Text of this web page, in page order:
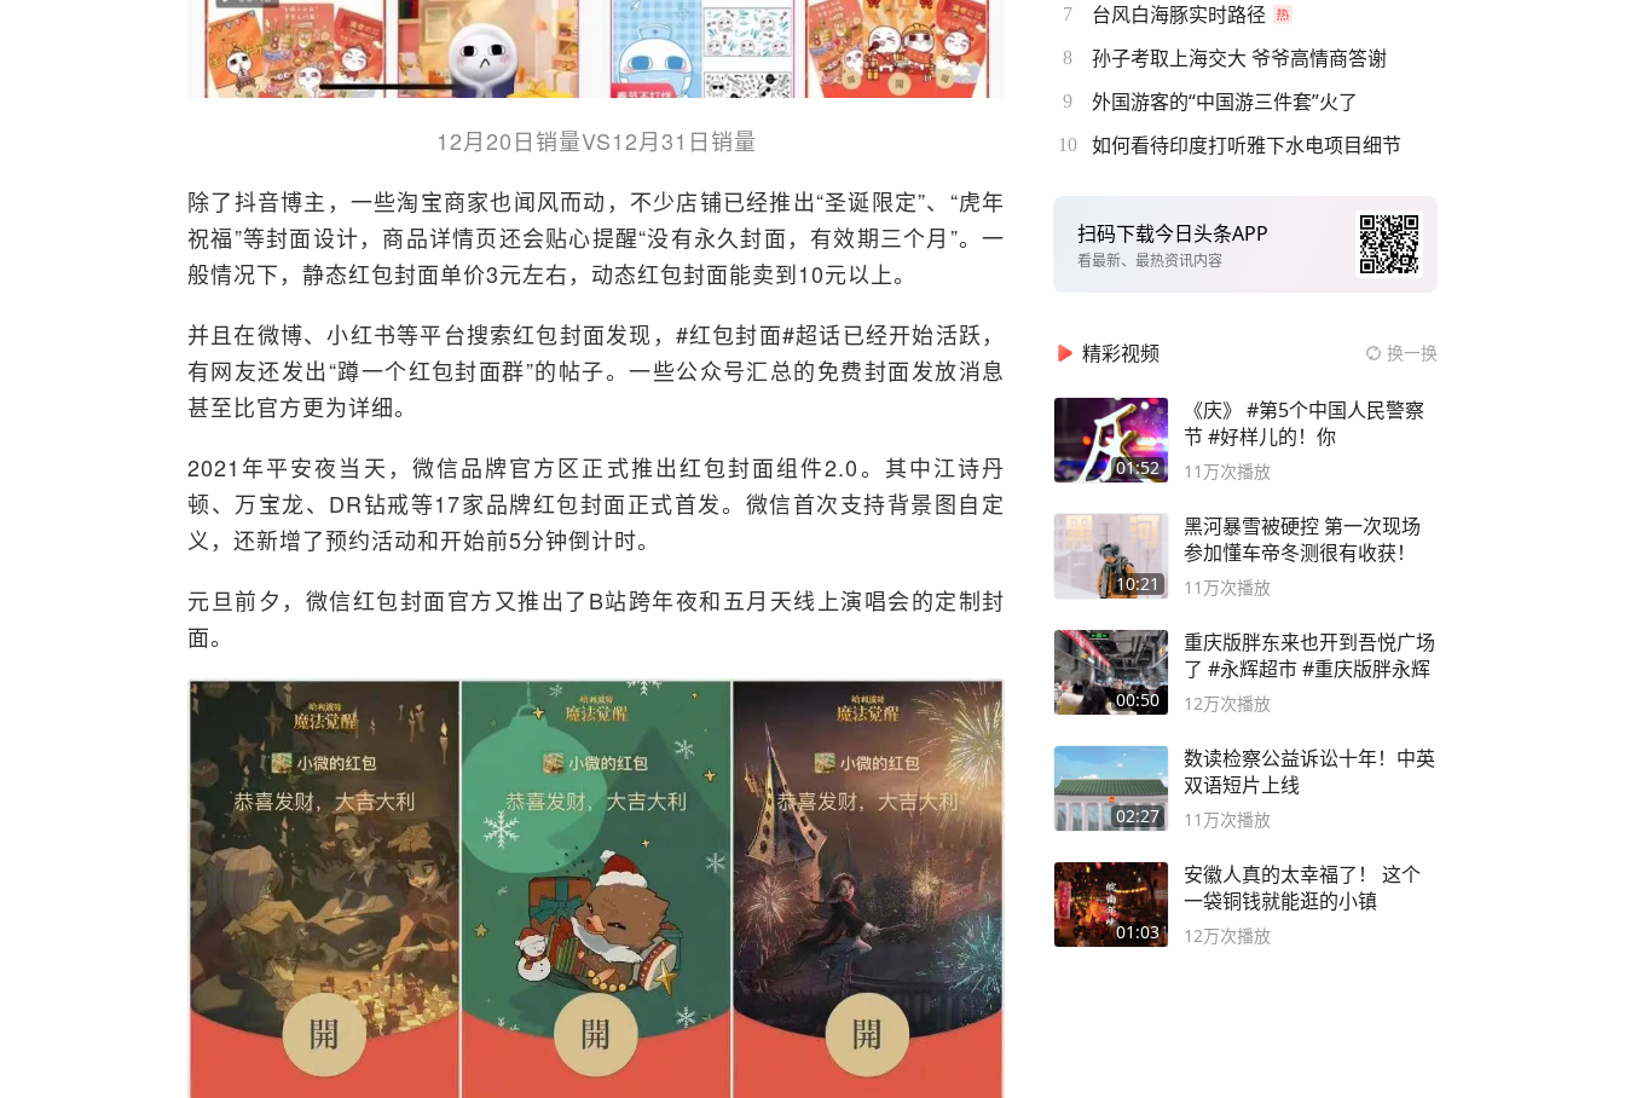
12月20日销量VS12月31日销量
除了抖音博主，一些淘宝商家也闻风而动，不少店铺已经推出“圣诞限定”、“虎年
祝福”等封面设计，商品详情页还会贴心提醒“没有永久封面，有效期三个月”。一
般情况下，静态红包封面单价3元左右，动态红包封面能卖到10元以上。
并且在微博、小红书等平台搜索红包封面发现，#红包封面#超话已经开始活跃，
有网友还发出“蹲一个红包封面群”的帖子。一些公众号汇总的免费封面发放消息
甚至比官方更为详细。
2021年平安夜当天，微信品牌官方区正式推出红包封面组件2.0。其中江诗丹
顿、万宝龙、DR钻戒等17家品牌红包封面正式首发。微信首次支持背景图自定
义，还新增了预约活动和开始前5分钟倒计时。
元旦前夕，微信红包封面官方又推出了B站跨年夜和五月天线上演唱会的定制封
面。
7 台风白海豚实时路径
8 孙子考取上海交大 爷爷高情商答谢
9 外国游客的“中国游三件套”火了
10 如何看待印度打听雅下水电项目细节
扫码下载今日头条APP
看最新、最热资讯内容
精彩视频 换一换
01:52
《庆》 #第5个中国人民警察
节 #好样儿的！你
11万次播放
10:21
黑河暴雪被硬控 第一次现场
参加懂车帝冬测很有收获！
11万次播放
00:50
重庆版胖东来也开到吾悦广场
了 #永辉超市 #重庆版胖永辉
12万次播放
02:27
数读检察公益诉讼十年！中英
双语短片上线
11万次播放
01:03
安徽人真的太幸福了！ 这个
一袋铜钱就能逛的小镇
12万次播放